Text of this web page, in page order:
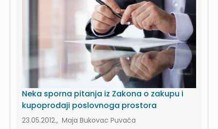
Neka sporna pitanja iz Zakona o zakupu i
kupoprodaji poslovnoga prostora
23.05.2012., Maja Bukovac Puvača